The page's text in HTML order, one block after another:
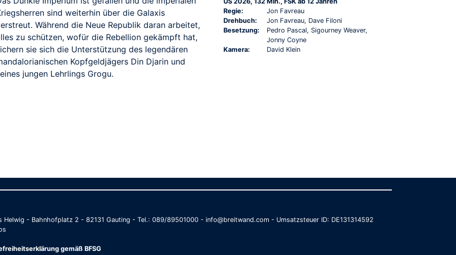
sind weiterhin über die Galaxis
Während die Neue Republik daran arbeitet,
zu schützen, wofür die Rebellion gekämpft hat,
sie sich die Unterstützung des legendären
Kopfgeldjägers Din Djarin und
jungen Lehrlings Grogu.
Regie:
Jon Favreau
Drehbuch:
Jon Favreau, Dave Filoni
Besetzung:
Pedro Pascal, Sigourney Weaver,
Jonny Coyne
Kamera:
David Klein
- Bahnhofplatz 2 - 82131 Gauting - Tel.: 089/89501000 - info@breitwand.com - Umsatzsteuer ID: DE131314592
gemäß BFSG